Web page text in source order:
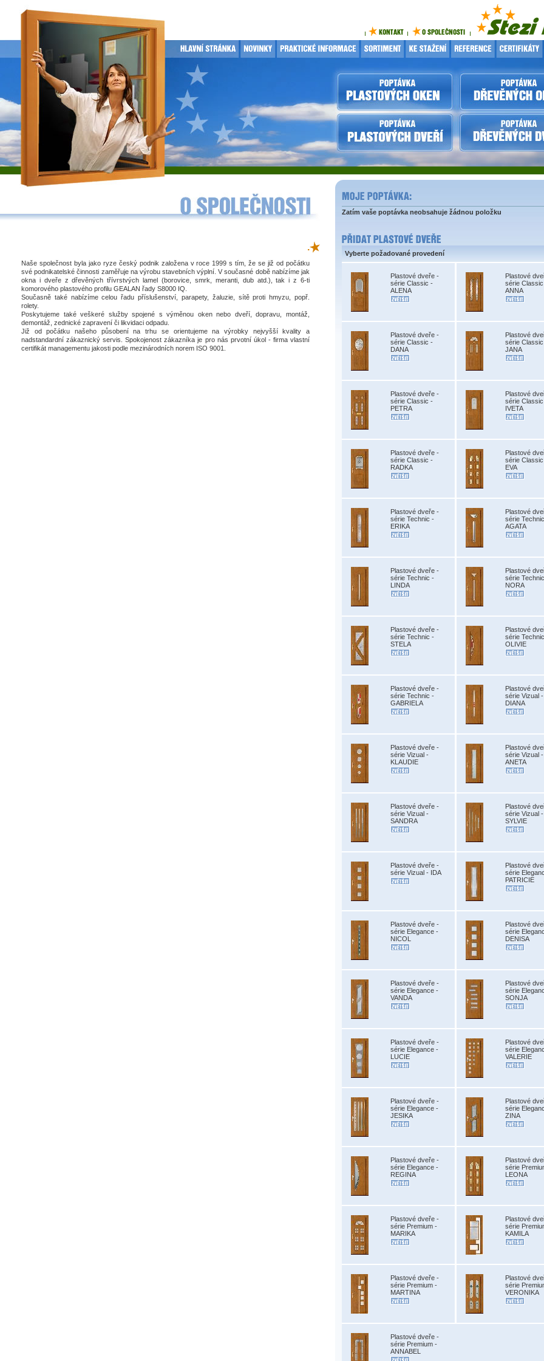
.
Naše společnost byla jako ryze český podnik založena v roce 1999 s tím, že se již od počátku
své podnikatelské činnosti zaměřuje na výrobu stavebních výplní. V současné době nabízíme jak
okna i dveře z dřevěných třívrstvých lamel (borovice, smrk, meranti, dub atd.), tak i z 6-ti
komorového plastového profilu GEALAN řady S8000 IQ.
Současně také nabízíme celou řadu příslušenství, parapety, žaluzie, sítě proti hmyzu, popř.
rolety.
Poskytujeme také veškeré služby spojené s výměnou oken nebo dveří, dopravu, montáž,
demontáž, zednické zapravení či likvidaci odpadu.
Již od počátku našeho působení na trhu se orientujeme na výrobky nejvyšší kvality a
nadstandardní zákaznický servis. Spokojenost zákazníka je pro nás prvotní úkol - firma vlastní
certifikát managementu jakosti podle mezinárodních norem ISO 9001.
Zatím vaše poptávka neobsahuje žádnou položku
Vyberte požadované provedení
Plastové dveře -
série Classic -
ALENA
Plastové
série
ANNA
Plastové dveře -
série Classic -
DANA
Plastové
série
JANA
Plastové dveře -
série Classic -
PETRA
Plastové
série
IVETA
Plastové dveře -
série Classic -
RADKA
Plastové
série
EVA
Plastové dveře -
série Technic -
ERIKA
Plastové
série
AGATA
Plastové dveře -
série Technic -
LINDA
Plastové
série
NORA
Plastové dveře -
série Technic -
STELA
Plastové
série
OLIVIE
Plastové dveře -
série Technic -
GABRIELA
Plastové
série Vizual -
DIANA
Plastové dveře -
série Vizual -
KLAUDIE
Plastové
série Vizual -
ANETA
Plastové dveře -
série Vizual -
SANDRA
Plastové
série Vizual -
SYLVIE
Plastové dveře -
série Vizual - IDA
Plastové
série
PATRICIE
Plastové dveře -
série Elegance -
NICOL
Plastové
série
DENISA
Plastové dveře -
série Elegance -
VANDA
Plastové
série
SONJA
Plastové dveře -
série Elegance -
LUCIE
Plastové
série
VALERIE
Plastové dveře -
série Elegance -
JESIKA
Plastové
série
ZINA
Plastové dveře -
série Elegance -
REGINA
Plastové
série
LEONA
Plastové dveře -
série Premium -
MARIKA
Plastové
série
KAMILA
Plastové dveře -
série Premium -
MARTINA
Plastové
série
VERONIKA
Plastové dveře -
série Premium -
ANNABEL